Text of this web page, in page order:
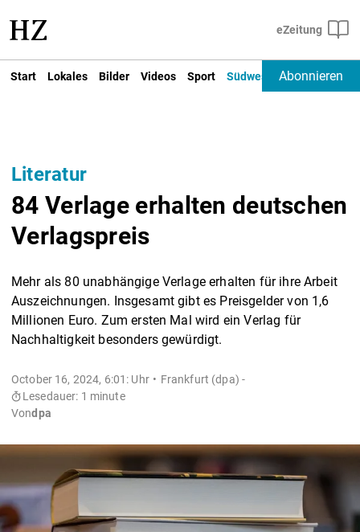
Start Lokales Bilder Videos Sport Südwest Deutschland
Abonnieren
Literatur
84 Verlage erhalten deutschen
Verlagspreis
Mehr als 80 unabhängige Verlage erhalten für ihre Arbeit
Auszeichnungen. Insgesamt gibt es Preisgelder von 1,6
Millionen Euro. Zum ersten Mal wird ein Verlag für
Nachhaltigkeit besonders gewürdigt.
October 16, 2024, 6:01: Uhr
Frankfurt (dpa) -
Lesedauer: 1 minute
Vondpa